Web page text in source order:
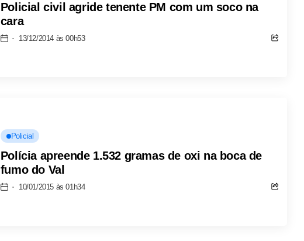
Policial civil agride tenente PM com um soco na
cara
13/12/2014 às 00h53
Policial
Polícia apreende 1.532 gramas de oxi na boca de
fumo do Val
10/01/2015 às 01h34